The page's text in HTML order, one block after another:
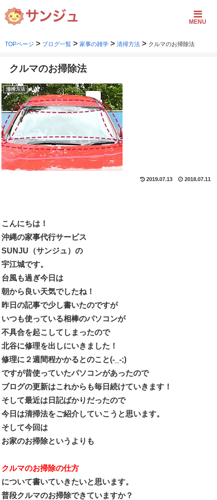
MENU
TOPページ > ブログ一覧 > 家事の雑学 > 清掃方法 > クルマのお掃除法
クルマのお掃除法
清掃方法
2019.07.13 2018.07.11
こんにちは！
沖縄の家事代行サービス
SUNJU（サンジュ）の
宇江城です。
台風も過ぎ今日は
朝から良い天気でしたね！
昨日の記事で少し書いたのですが
いつも使っている相棒のパソコンが
不具合を起こしてしまったので
北谷に修理を出しにいきました！
修理に２週間程かかるとのこと(-_-;)
ですが昔使っていたパソコンがあったので
ブログの更新はこれからも毎日続けていきます！
そして最近は日記ばかりだったので
今日は清掃法をご紹介していこうと思います。
そして今回は
お家のお掃除というよりも
クルマのお掃除の仕方
について書いていきたいと思います。
普段クルマのお掃除できていますか？